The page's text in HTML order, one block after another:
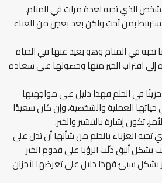
الذي تحبه لعدة مرات في المنام،
سترتبط بمن تُحبّ ولكن بعد بعضٍ من العناء
تحبه في المنام وهو بعيد عنها في الحياة
إلى اقتراب الخير منها وحصولها على سعادة
في الحلم فهذا دليل على مواجهتها
العملية والشخصية، وإن كان سعيدًا
تكون إشارة بالتبشير والخير.
العزباء بالحلم من شأنها أن تدل على
بشكل أنيق دلَّت الرؤيا على قدوم الخير
بشكل سيئ فهذا دليل على تعرضها لأحزان